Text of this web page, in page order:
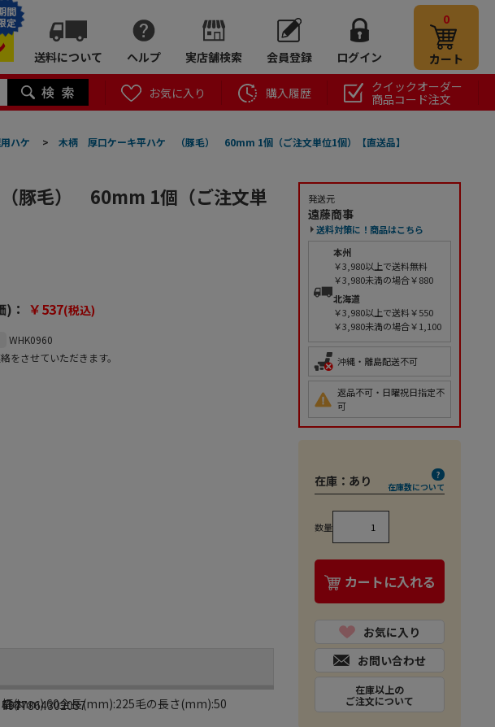
間
定
送料について ヘルプ 実店舗検索 会員登録 ログイン
0
カート
お気に入り 購入履歴
クイックオーダー
商品コード注文
ハケ > 木柄 厚口ケーキ平ハケ （豚毛） 60mm 1個（ご注文単位1個）【直送品】
豚毛） 60mm 1個（ご注文単
： ￥537(税込)
WHK0960
をさせていただきます。
幅(mm):60全長(mm):225毛の長さ(mm):50
日本
4977864302037
発送元
遠藤商事
送料対策に！商品はこちら
本州
￥3,980以上で送料無料
￥3,980未満の場合￥880
北海道
￥3,980以上で送料￥550
￥3,980未満の場合￥1,100
沖縄・離島配送不可
返品不可・日曜祝日指定不
可
在庫： あり 在庫数について
数量
カートに入れる
お気に入り
お問い合わせ
在庫以上の
ご注文について